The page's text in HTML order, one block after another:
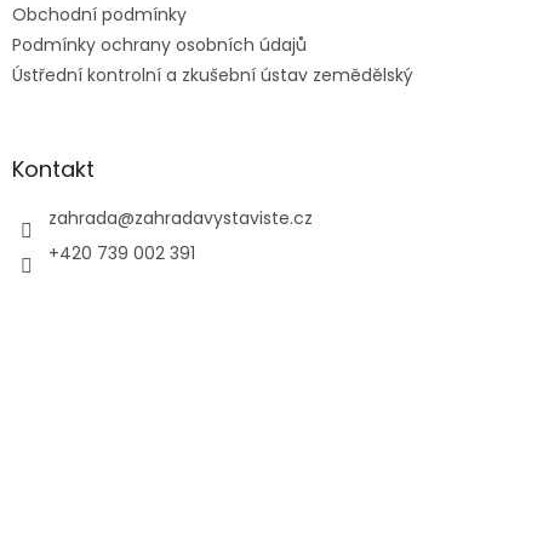
Obchodní podmínky
Podmínky ochrany osobních údajů
Ústřední kontrolní a zkušební ústav zemědělský
Kontakt
zahrada@zahradavystaviste.cz
+420 739 002 391